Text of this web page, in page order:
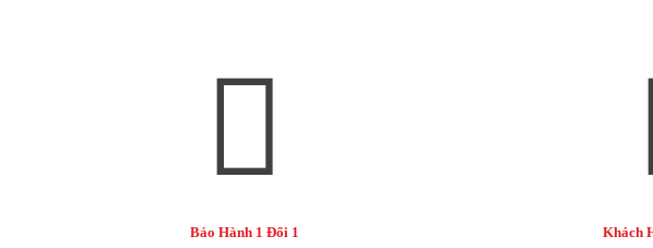
Bảo Hành 1 Đổi 1 Khách